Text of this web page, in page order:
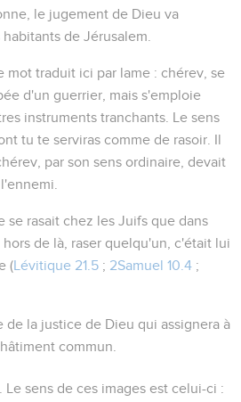
le jugement de Dieu va
de Jérusalem.
mot traduit ici par lame : chérev , se
d'un guerrier, mais s'emploie
instruments tranchants. Le sens
tu te serviras comme de rasoir. Il
, par son sens ordinaire, devait
se rasait chez les Juifs que dans
de là, raser quelqu'un, c'était lui
(Lévitique 21.5 ; 2Samuel 10.4 ;
de la justice de Dieu qui assignera à
commun.
. Le sens de ces images est celui-ci :